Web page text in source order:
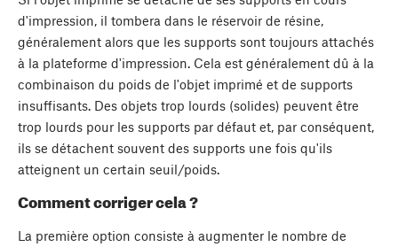
d'impression, il tombera dans le réservoir de résine,
généralement alors que les supports sont toujours attachés
à la plateforme d'impression. Cela est généralement dû à la
combinaison du poids de l'objet imprimé et de supports
insuffisants. Des objets trop lourds (solides) peuvent être
trop lourds pour les supports par défaut et, par conséquent,
ils se détachent souvent des supports une fois qu'ils
atteignent un certain seuil/poids.
Comment corriger cela ?
La première option consiste à augmenter le nombre de